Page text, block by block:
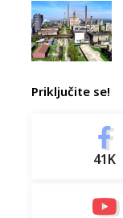
Priključite se!
41K